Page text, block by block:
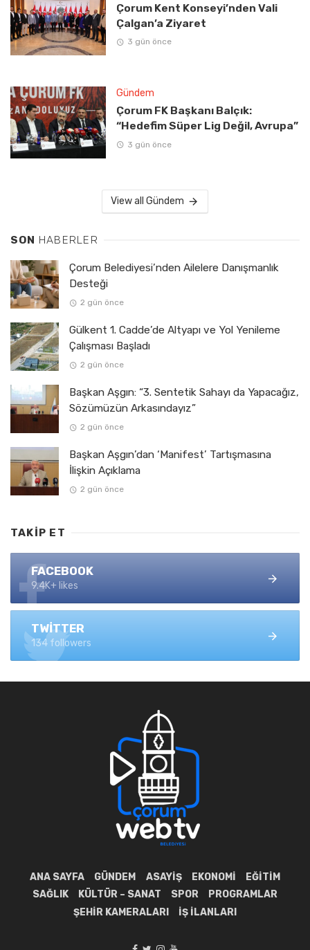
Çorum Kent Konseyi’nden Vali
Çalgan’a Ziyaret
3 gün önce
Gündem
Çorum FK Başkanı Balçık:
“Hedefim Süper Lig Değil, Avrupa”
3 gün önce
View all Gündem
SON HABERLER
Çorum Belediyesi’nden Ailelere Danışmanlık
Desteği
2 gün önce
Gülkent 1. Cadde’de Altyapı ve Yol Yenileme
Çalışması Başladı
2 gün önce
Başkan Aşgın: “3. Sentetik Sahayı da Yapacağız,
Sözümüzün Arkasındayız”
2 gün önce
Başkan Aşgın’dan ‘Manifest’ Tartışmasına
İlişkin Açıklama
2 gün önce
TAKIP ET
FACEBOOK
9.4K+ likes
TWITTER
134 followers
ANA SAYFA GÜNDEM ASAYIŞ EKONOMI
EĞITIM
SAĞLIK
KÜLTÜR – SANAT SPOR
PROGRAMLAR
ŞEHIR KAMERALARI
İŞ İLANLARI